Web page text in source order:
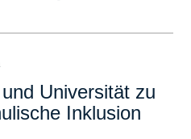
Universität zu
Inklusion